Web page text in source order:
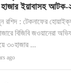
ইয়াবাসহ আটক-
রশিদ : টেকনাফের
বিজিবি জওয়ানেরা
৩০হাজার ...
ago